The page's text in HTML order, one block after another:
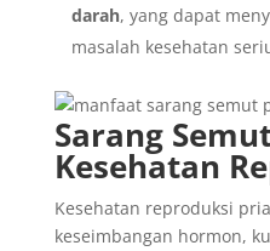
darah, yang dapat
masalah kesehatan
Sarang
Kesehatan
Kesehatan reproduksi
keseimbangan hormon,